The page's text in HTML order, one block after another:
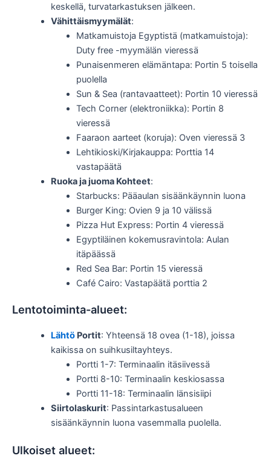
keskellä, turvatarkastuksen jälkeen.
Vähittäismyymälät:
Matkamuistoja Egyptistä (matkamuistoja):
Duty free -myymälän vieressä
Punaisenmeren elämäntapa: Portin 5 toisella
puolella
Sun & Sea (rantavaatteet): Portin 10 vieressä
Tech Corner (elektroniikka): Portin 8
vieressä
Faaraon aarteet (koruja): Oven vieressä 3
Lehtikioski/Kirjakauppa: Porttia 14
vastapäätä
Ruoka ja juoma Kohteet:
Starbucks: Pääaulan sisäänkäynnin luona
Burger King: Ovien 9 ja 10 välissä
Pizza Hut Express: Portin 4 vieressä
Egyptiläinen kokemusravintola: Aulan
itäpäässä
Red Sea Bar: Portin 15 vieressä
Café Cairo: Vastapäätä porttia 2
Lentotoiminta-alueet:
LähtöPortit: Yhteensä 18 ovea (1-18), joissa
kaikissa on suihkusiltayhteys.
Portti 1-7: Terminaalin itäsiivessä
Portti 8-10: Terminaalin keskiosassa
Portti 11-18: Terminaalin länsisiipi
Siirtolaskurit: Passintarkastusalueen
sisäänkäynnin luona vasemmalla puolella.
Ulkoiset alueet: